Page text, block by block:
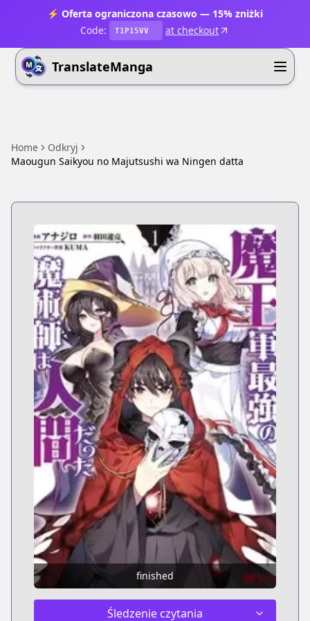
⚡ Oferta ograniczona czasowo — 15% zniżki
Code:
T1P15VV at checkout
TranslateManga
Home
Odkryj
Maougun Saikyou no Majutsushi wa Ningen datta
finished
Śledzenie czytania